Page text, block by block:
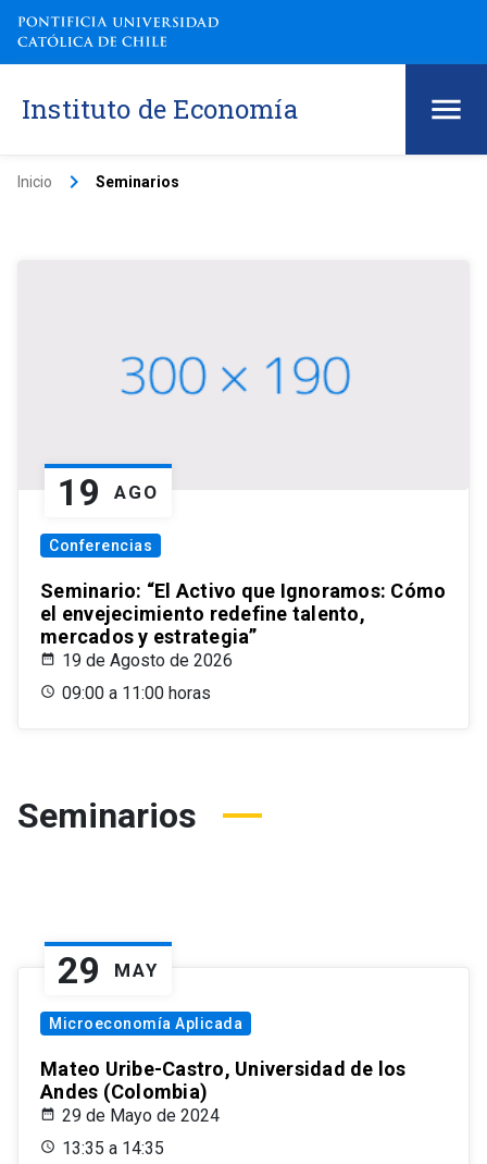
Instituto de Economía
Inicio keyboard_arrow_right Seminarios
19 AGO
Conferencias
Seminario: “El Activo que Ignoramos: Cómo
el envejecimiento redefine talento,
mercados y estrategia”
19 de Agosto de 2026
09:00 a 11:00 horas
Seminarios
29 MAY
Microeconomía Aplicada
Mateo Uribe-Castro, Universidad de los
Andes (Colombia)
29 de Mayo de 2024
13:35 a 14:35